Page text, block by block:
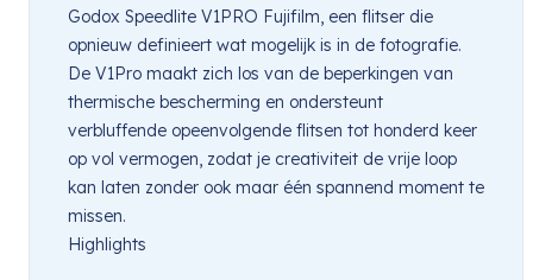
Godox Speedlite V1PRO Fujifilm, een flitser die
opnieuw definieert wat mogelijk is in de fotografie.
De V1Pro maakt zich los van de beperkingen van
thermische bescherming en ondersteunt
verbluffende opeenvolgende flitsen tot honderd keer
op vol vermogen, zodat je creativiteit de vrije loop
kan laten zonder ook maar één spannend moment te
missen.
Highlights